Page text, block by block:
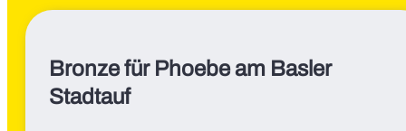
Bronze für Phoebe am Basler
Stadtauf